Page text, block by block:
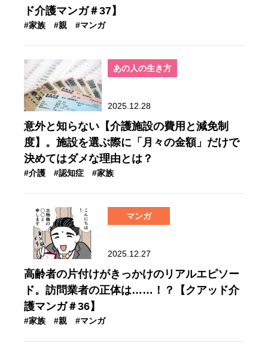
ド介護マンガ＃37】
#家族 #親 #マンガ
あの人の生き方
2025.12.28
意外と知らない【介護施設の費用と減免制
度】。施設を選ぶ際に「月々の金額」だけで
決めてはダメな理由とは？
#介護 #認知症 #家族
マンガ
2025.12.27
高齢者の片付けがきっかけのリアルエピソー
ド。訪問業者の正体は……！？【クアッド介
護マンガ＃36】
#家族 #親 #マンガ